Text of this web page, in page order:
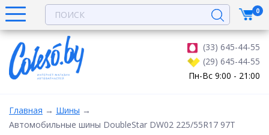
(33) 645-44-55
(29) 645-44-55
Пн-Вс 9:00 - 21:00
0
Главная → Шины →
Автомобильные шины DoubleStar DW02 225/55R17 97T